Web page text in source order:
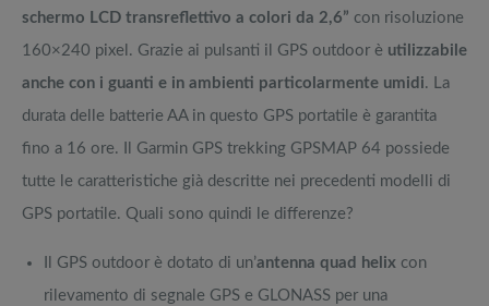
schermo LCD transreflettivo a colori da 2,6” con risoluzione
160×240 pixel. Grazie ai pulsanti il GPS outdoor è utilizzabile
anche con i guanti e in ambienti particolarmente umidi. La
durata delle batterie AA in questo GPS portatile è garantita
fino a 16 ore. Il Garmin GPS trekking GPSMAP 64 possiede
tutte le caratteristiche già descritte nei precedenti modelli di
GPS portatile. Quali sono quindi le differenze?
Il GPS outdoor è dotato di un’antenna quad helix con
rilevamento di segnale GPS e GLONASS per una